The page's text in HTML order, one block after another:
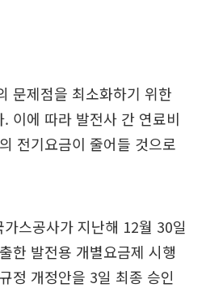
문제점을 최소화하기 위한
이에 따라 발전사 간 연료비
전기요금이 줄어들 것으로
스공사가 지난해 12월 30일
한 발전용 개별요금제 시행
정 개정안을 3일 최종 승인